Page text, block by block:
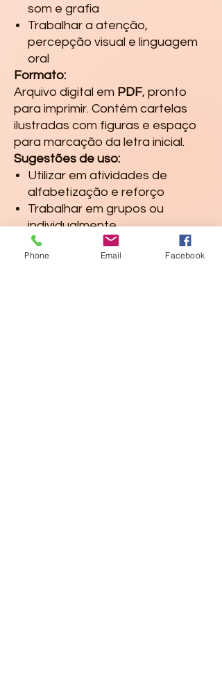
som e grafia
Trabalhar a atenção,
percepção visual e linguagem
oral
Formato:
Arquivo digital em PDF, pronto
para imprimir. Contém cartelas
ilustradas com figuras e espaço
para marcação da letra inicial.
Sugestões de uso:
Utilizar em atividades de
alfabetização e reforço
Trabalhar em grupos ou
individualmente
Pode ser plastificado para uso
recorrente
Phone Email Facebook